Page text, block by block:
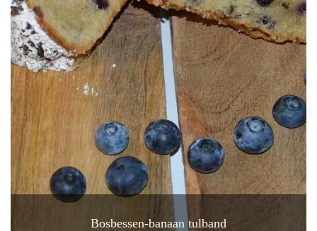
Bosbessen-banaan tulband